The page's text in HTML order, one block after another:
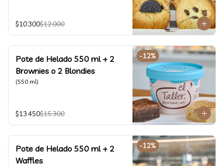
$10.300$12.000
-12%
Pote de Helado 550 ml + 2
Brownies o 2 Blondies
(550 ml)
$13.450$15.300
-12%
Pote de Helado 550 ml + 2
Waffles